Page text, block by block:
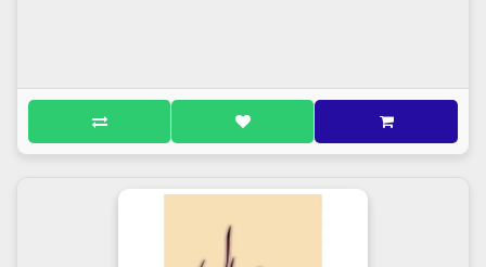
اینچنین است که کتاب سرو ناز شکل میگیرد؛ کتابی ۵۶۰
صفحه ای با مقدمیه‌ای خواندنی درباره زندگی و شخصیت
بانو امین و جایگاه وی نزد علما و بزرگان و عرفا، و در ادامه
در مقدمه کتاب و درباره زندگی بانو امین آمده است
«این بانوی مجتهده ایرانی به قدری مراقب انجام وظایف
عبودی‌اش بوده که اشتغال به امری از امور، او را از